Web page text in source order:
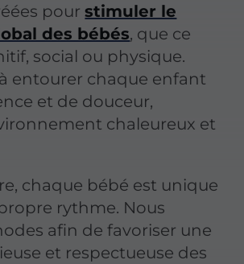
pourstimuler le
des bébés, que ce
social ou physique.
entourer chaque enfant
et de douceur,
chaleureux et
chaque bébé est unique
rythme. Nous
afin de favoriser une
et respectueuse des